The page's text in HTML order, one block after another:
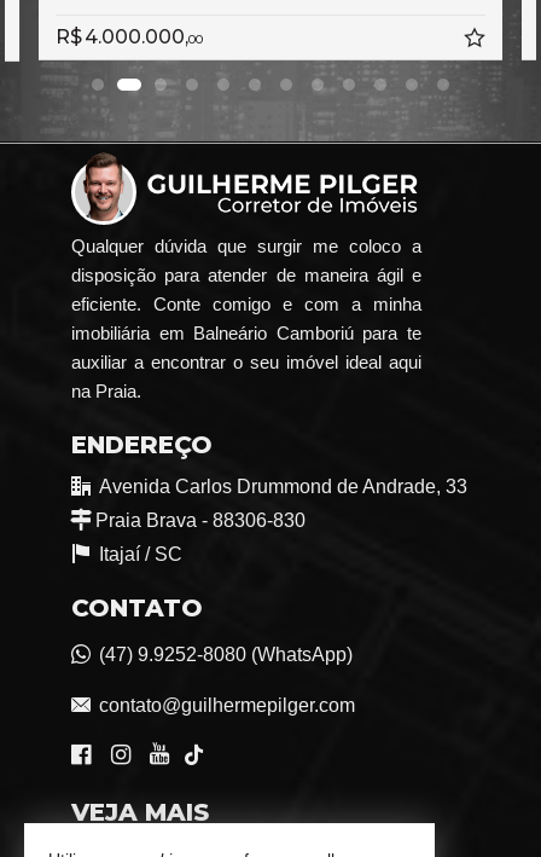
R$ 4.000.000,00
Qualquer dúvida que surgir me coloco a
disposição para atender de maneira ágil e
eficiente. Conte comigo e com a minha
imobiliária em Balneário Camboriú para te
auxiliar a encontrar o seu imóvel ideal aqui
na Praia.
ENDEREÇO
Avenida Carlos Drummond de Andrade, 33
Praia Brava - 88306-830
Itajaí / SC
CONTATO
(47) 9.9252-8080 (WhatsApp)
contato@guilhermepilger.com
VEJA MAIS